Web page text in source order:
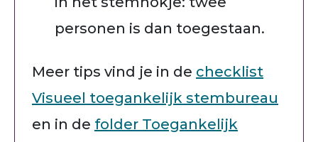
personen is dan toegestaan.
Meer tips vind je in de checklist
Visueel toegankelijk stembureau
en in de folder Toegankelijk